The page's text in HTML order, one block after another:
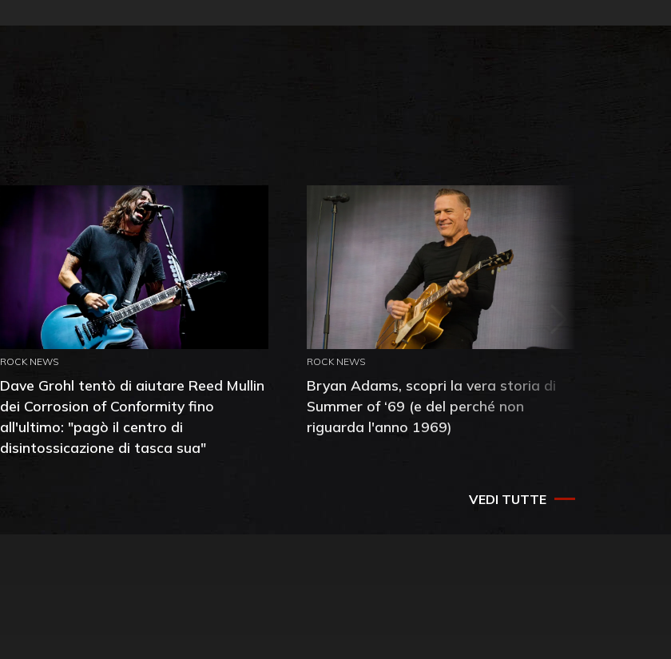
ROCK NEWS
Dave Grohl tentò di aiutare Reed Mullin
dei Corrosion of Conformity fino
all'ultimo: "pagò il centro di
disintossicazione di tasca sua"
ROCK NEWS
Bryan Adams, scopri la vera storia di
Summer of ‘69 (e del perché non
riguarda l'anno 1969)
VEDI TUTTE